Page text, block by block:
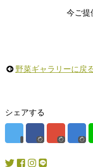
今ご提
野菜ギャラリーに戻
シェアする